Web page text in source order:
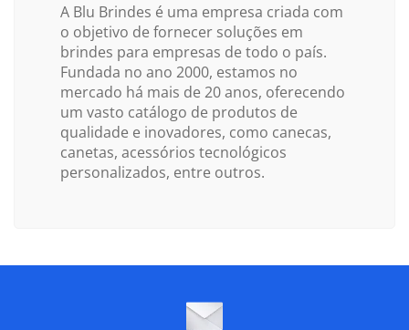
A Blu Brindes é uma empresa criada com
o objetivo de fornecer soluções em
brindes para empresas de todo o país.
Fundada no ano 2000, estamos no
mercado há mais de 20 anos, oferecendo
um vasto catálogo de produtos de
qualidade e inovadores, como canecas,
canetas, acessórios tecnológicos
personalizados, entre outros.